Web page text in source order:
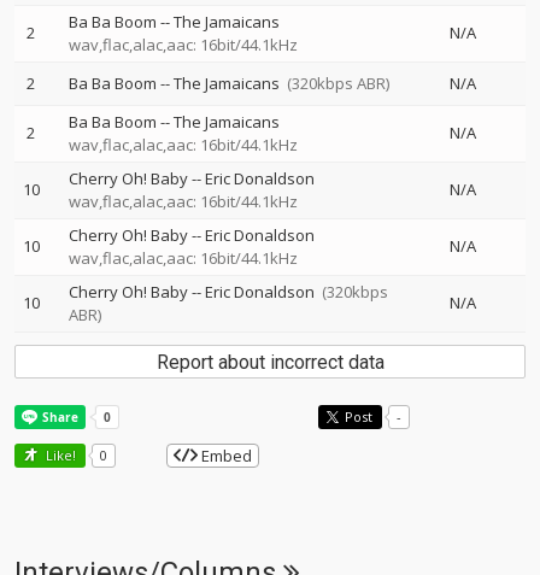
2 Ba Ba Boom --The Jamaicans
wav,flac,alac,aac: 16bit/44.1kHz
N/A
2 Ba Ba Boom --The Jamaicans (320kbps ABR) N/A
2 Ba Ba Boom --The Jamaicans
wav,flac,alac,aac: 16bit/44.1kHz
N/A
10 Cherry Oh! Baby--Eric Donaldson
wav,flac,alac,aac: 16bit/44.1kHz
N/A
10 Cherry Oh! Baby--Eric Donaldson
wav,flac,alac,aac: 16bit/44.1kHz
N/A
10 Cherry Oh! Baby--Eric Donaldson (320kbps
ABR)
N/A
Report about incorrect data
Post -
Like! 0 Embed